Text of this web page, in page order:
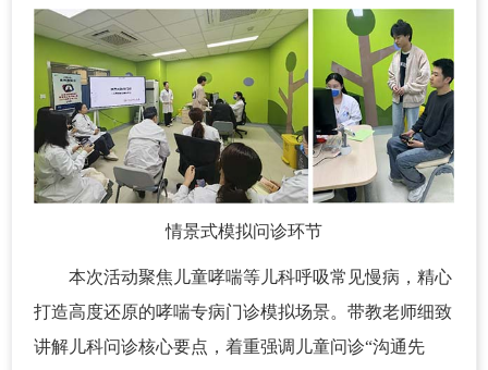
情景式模拟问诊环节
本次活动聚焦儿童哮喘等儿科呼吸常见慢病，精心
打造高度还原的哮喘专病门诊模拟场景。带教老师细致
讲解儿科问诊核心要点，着重强调儿童问诊“沟通先